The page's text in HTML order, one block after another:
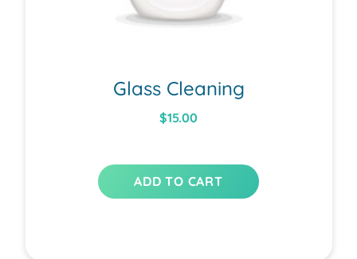
Glass Cleaning
$15.00
ADD TO CART